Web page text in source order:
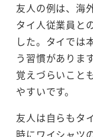
友人の例は、海
タイ人従業員と
した。タイでは
う習慣がありま
覚えづらいこと
やすいです。
友人は自らもタ
時にワイシャツ